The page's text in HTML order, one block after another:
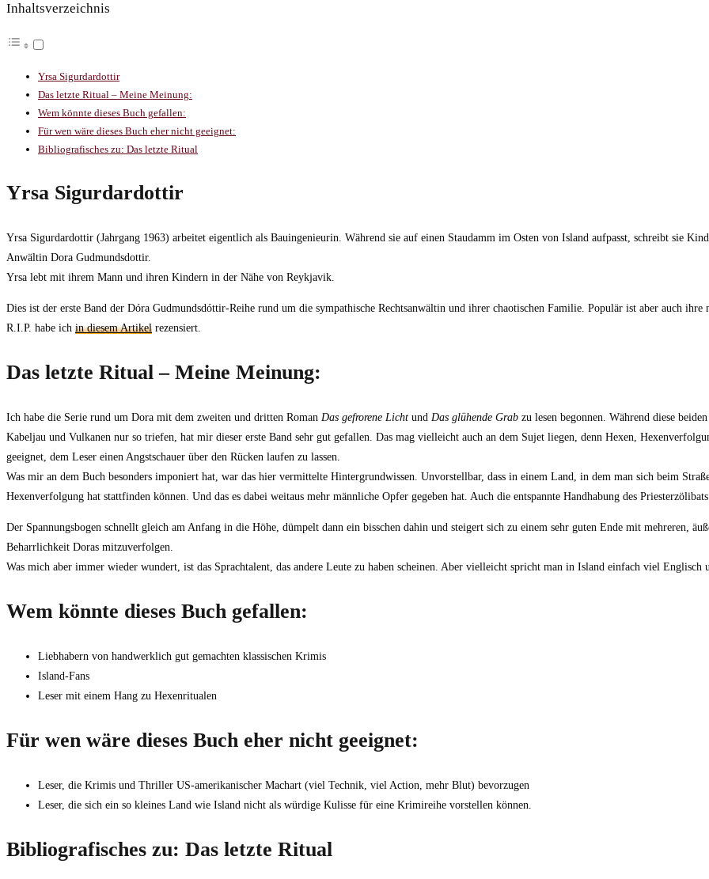
Inhaltsverzeichnis
Yrsa Sigurdardottir
Das letzte Ritual – Meine Meinung:
Wem könnte dieses Buch gefallen:
Für wen wäre dieses Buch eher nicht geeignet:
Bibliografisches zu: Das letzte Ritual
Yrsa Sigurdardottir
Yrsa Sigurdardottir (Jahrgang 1963) arbeitet eigentlich als Bauingenieurin. Während sie auf einen Staudamm im Osten von Island aufpasst, schreibt sie
Anwältin Dora Gudmundsdottir.
Yrsa lebt mit ihrem Mann und ihren Kindern in der Nähe von Reykjavik.
Dies ist der erste Band der Dóra Gudmundsdóttir-Reihe rund um die sympathische Rechtsanwältin und ihrer chaotischen Familie. Populär ist aber auch
R.I.P. habe ich in diesem Artikel rezensiert.
Das letzte Ritual – Meine Meinung:
Ich habe die Serie rund um Dora mit dem zweiten und dritten Roman Das gefrorene Licht und Das glühende Grab zu lesen begonnen. Während diese
Kabeljau und Vulkanen nur so triefen, hat mir dieser erste Band sehr gut gefallen. Das mag vielleicht auch an dem Sujet liegen, denn Hexen,
geeignet, dem Leser einen Angstschauer über den Rücken laufen zu lassen.
Was mir an dem Buch besonders imponiert hat, war das hier vermittelte Hintergrundwissen. Unvorstellbar, dass in einem Land, in dem man sich beim
Hexenverfolgung hat stattfinden können. Und das es dabei weitaus mehr männliche Opfer gegeben hat. Auch die entspannte Handhabung des
Der Spannungsbogen schnellt gleich am Anfang in die Höhe, dümpelt dann ein bisschen dahin und steigert sich zu einem sehr guten Ende mit mehreren,
Beharrlichkeit Doras mitzuverfolgen.
Was mich aber immer wieder wundert, ist das Sprachtalent, das andere Leute zu haben scheinen. Aber vielleicht spricht man in Island einfach viel Englisch
Wem könnte dieses Buch gefallen:
Liebhabern von handwerklich gut gemachten klassischen Krimis
Island-Fans
Leser mit einem Hang zu Hexenritualen
Für wen wäre dieses Buch eher nicht geeignet:
Leser, die Krimis und Thriller US-amerikanischer Machart (viel Technik, viel Action, mehr Blut) bevorzugen
Leser, die sich ein so kleines Land wie Island nicht als würdige Kulisse für eine Krimireihe vorstellen können.
Bibliografisches zu: Das letzte Ritual